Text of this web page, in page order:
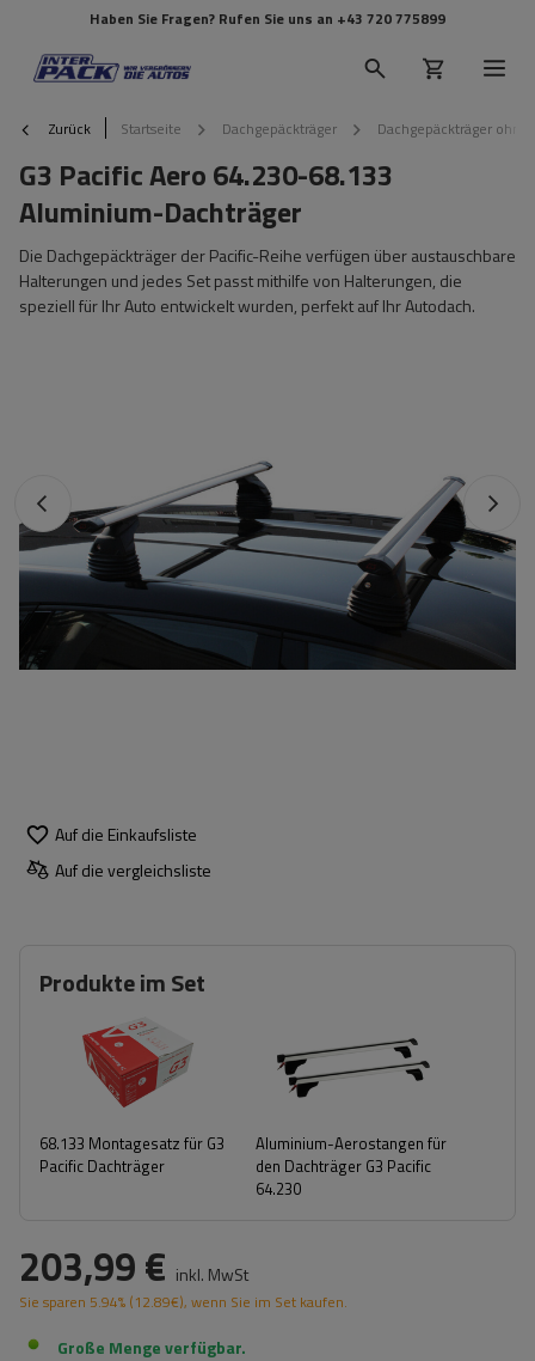
Haben Sie Fragen? Rufen Sie uns an +43 720 775899
Zurück Startseite Dachgepäckträger Dachgepäckträger ohne
G3 Pacific Aero 64.230-68.133
Aluminium-Dachträger
Die Dachgepäckträger der Pacific-Reihe verfügen über austauschbare
Halterungen und jedes Set passt mithilfe von Halterungen, die
speziell für Ihr Auto entwickelt wurden, perfekt auf Ihr Autodach.
Auf die Einkaufsliste
Auf die vergleichsliste
Produkte im Set
68.133 Montagesatz für G3
Pacific Dachträger
Aluminium-Aerostangen für
den Dachträger G3 Pacific
64.230
203,99 € inkl. MwSt
Sie sparen 5.94% (12.89€), wenn Sie im Set kaufen.
Große Menge verfügbar